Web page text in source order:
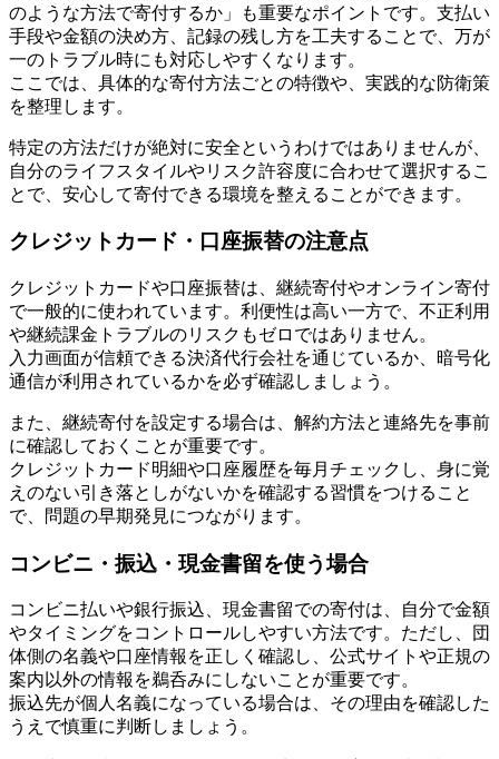
のような方法で寄付するか」も重要なポイントです。支払い
手段や金額の決め方、記録の残し方を工夫することで、万が
一のトラブル時にも対応しやすくなります。
ここでは、具体的な寄付方法ごとの特徴や、実践的な防衛策
を整理します。
特定の方法だけが絶対に安全というわけではありませんが、
自分のライフスタイルやリスク許容度に合わせて選択するこ
とで、安心して寄付できる環境を整えることができます。
クレジットカード・口座振替の注意点
クレジットカードや口座振替は、継続寄付やオンライン寄付
で一般的に使われています。利便性は高い一方で、不正利用
や継続課金トラブルのリスクもゼロではありません。
入力画面が信頼できる決済代行会社を通じているか、暗号化
通信が利用されているかを必ず確認しましょう。
また、継続寄付を設定する場合は、解約方法と連絡先を事前
に確認しておくことが重要です。
クレジットカード明細や口座履歴を毎月チェックし、身に覚
えのない引き落としがないかを確認する習慣をつけること
で、問題の早期発見につながります。
コンビニ・振込・現金書留を使う場合
コンビニ払いや銀行振込、現金書留での寄付は、自分で金額
やタイミングをコントロールしやすい方法です。ただし、団
体側の名義や口座情報を正しく確認し、公式サイトや正規の
案内以外の情報を鵜呑みにしないことが重要です。
振込先が個人名義になっている場合は、その理由を確認した
うえで慎重に判断しましょう。